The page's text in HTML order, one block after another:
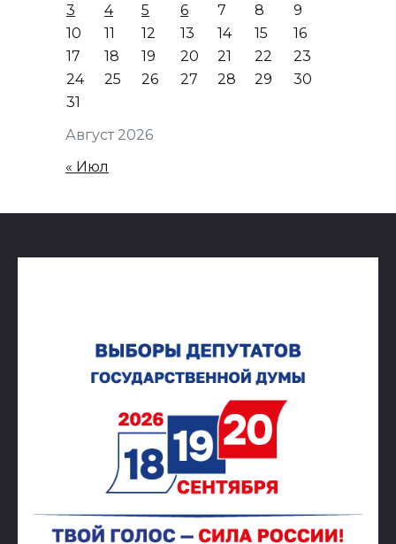
Август 2026
3
4 5 6 7 8
9
10
11 12 13 14 15
16
17
18 19 20 21 22
23
24
25 26 27 28 29
30
31
« Июл